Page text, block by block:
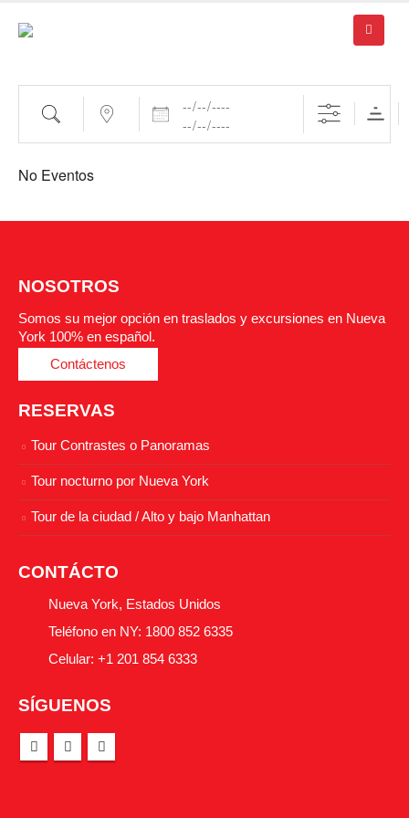
Buscar cerca... Fechas
No Eventos
NOSOTROS
Somos su mejor opción en traslados y excursiones en Nueva
York 100% en español.
Contáctenos
RESERVAS
Tour Contrastes o Panoramas
Tour nocturno por Nueva York
Tour de la ciudad / Alto y bajo Manhattan
CONTÁCTO
Nueva York, Estados Unidos
Teléfono en NY: 1800 852 6335
Celular: +1 201 854 6333
SÍGUENOS